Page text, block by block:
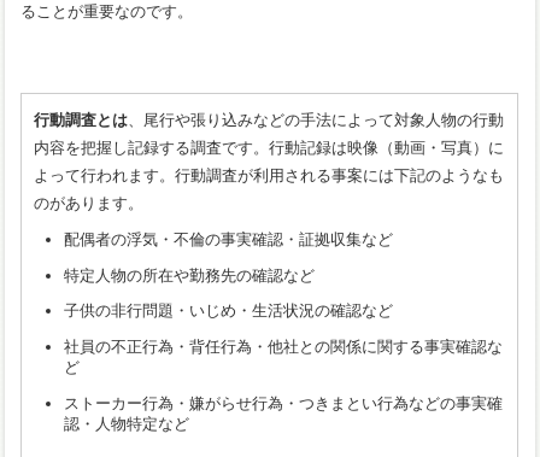
ることが重要なのです。
行動調査とは 、尾行や張り込みなどの手法によって対象人物の行動
内容を把握し記録する調査です。行動記録は映像（動画・写真）に
よって行われます。行動調査が利用される事案には下記のようなも
のがあります。
配偶者の浮気・不倫の事実確認・証拠収集など
特定人物の所在や勤務先の確認など
子供の非行問題・いじめ・生活状況の確認など
社員の不正行為・背任行為・他社との関係に関する事実確認な
ど
ストーカー行為・嫌がらせ行為・つきまとい行為などの事実確
認・人物特定など